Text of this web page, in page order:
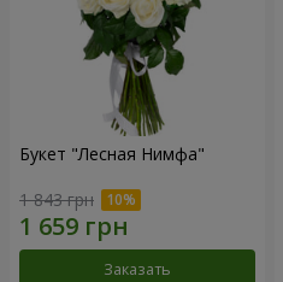
Букет "Лесная Нимфа"
1 843 грн
Заказать